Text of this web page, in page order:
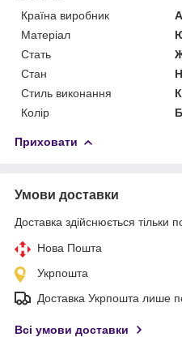
Країна виробник
Матеріал
Стать
Стан
Стиль виконання
Колір
Приховати
Умови доставки
Доставка здійснюється тільки
Нова Пошта
Укрпошта
Доставка Укрпошта лише
Всі умови доставки